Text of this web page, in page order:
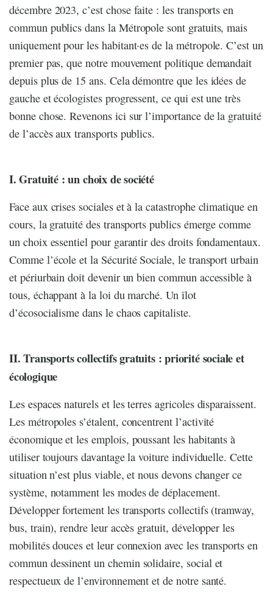
décembre 2023, c’est chose faite : les transports en
commun publics dans la Métropole sont gratuits, mais
uniquement pour les habitant·es de la métropole. C’est un
premier pas, que notre mouvement politique demandait
depuis plus de 15 ans. Cela démontre que les idées de
gauche et écologistes progressent, ce qui est une très
bonne chose. Revenons ici sur l’importance de la gratuité
de l’accès aux transports publics.
I. Gratuité : un choix de société
Face aux crises sociales et à la catastrophe climatique en
cours, la gratuité des transports publics émerge comme
un choix essentiel pour garantir des droits fondamentaux.
Comme l’école et la Sécurité Sociale, le transport urbain
et périurbain doit devenir un bien commun accessible à
tous, échappant à la loi du marché. Un îlot
d’écosocialisme dans le chaos capitaliste.
II. Transports collectifs gratuits : priorité sociale et
écologique
Les espaces naturels et les terres agricoles disparaissent.
Les métropoles s’étalent, concentrent l’activité
économique et les emplois, poussant les habitants à
utiliser toujours davantage la voiture individuelle. Cette
situation n’est plus viable, et nous devons changer ce
système, notamment les modes de déplacement.
Développer fortement les transports collectifs (tramway,
bus, train), rendre leur accès gratuit, développer les
mobilités douces et leur connexion avec les transports en
commun dessinent un chemin solidaire, social et
respectueux de l’environnement et de notre santé.